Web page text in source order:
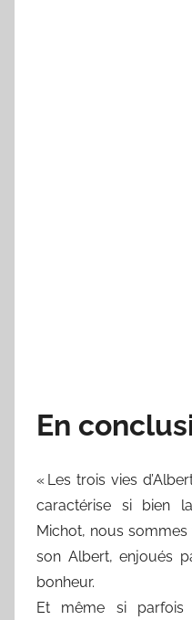
En
« Les trois vies
caractérise si bien
Michot, nous
son Albert, enjoués
bonheur.
Et même si parfois